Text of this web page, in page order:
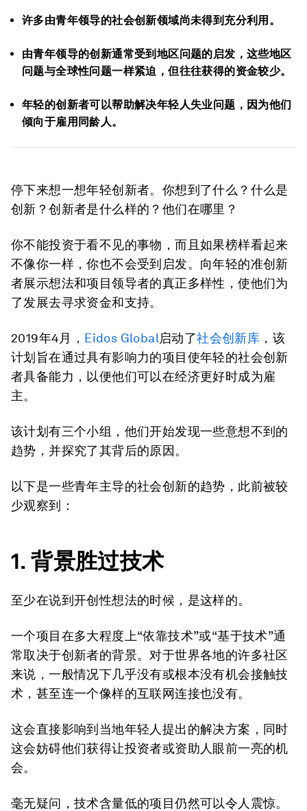
许多由青年领导的社会创新领域尚未得到充分利用。
由青年领导的创新通常受到地区问题的启发，这些地区
问题与全球性问题一样紧迫，但往往获得的资金较少。
年轻的创新者可以帮助解决年轻人失业问题，因为他们
倾向于雇用同龄人。
停下来想一想年轻创新者。你想到了什么？什么是
创新？创新者是什么样的？他们在哪里？
你不能投资于看不见的事物，而且如果榜样看起来
不像你一样，你也不会受到启发。向年轻的准创新
者展示想法和项目领导者的真正多样性，使他们为
了发展去寻求资金和支持。
2019年4月， Eidos Global启动了社会创新库 ，该
计划旨在通过具有影响力的项目使年轻的社会创新
者具备能力，以便他们可以在经济更好时成为雇
主。
该计划有三个小组，他们开始发现一些意想不到的
趋势，并探究了其背后的原因。
以下是一些青年主导的社会创新的趋势，此前被较
少观察到：
1. 背景胜过技术
至少在说到开创性想法的时候，是这样的。
一个项目在多大程度上“依靠技术”或“基于技术”通
常取决于创新者的背景。对于世界各地的许多社区
来说，一般情况下几乎没有或根本没有机会接触技
术，甚至连一个像样的互联网连接也没有。
这会直接影响到当地年轻人提出的解决方案，同时
这会妨碍他们获得让投资者或资助人眼前一亮的机
会。
毫无疑问，技术含量低的项目仍然可以令人震惊。